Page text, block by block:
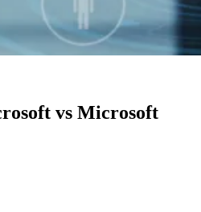
vs Microsoft